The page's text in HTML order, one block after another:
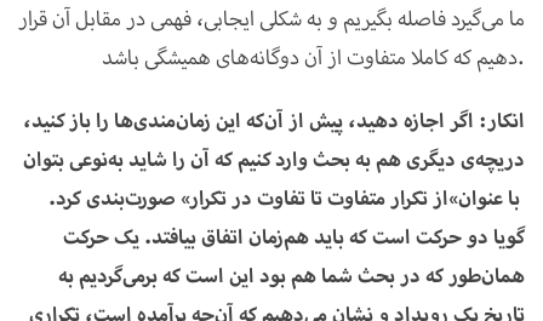
ما می‌گیرد فاصله بگیریم و به شکلی ایجابی، فهمی در مقابل آن قرار
دهیم که کاملا متفاوت از آن دوگانه‌های همیشگی باشد.
انکار: اگر اجازه دهید، پیش از آن‌که این زمان‌مندی‌ها را باز کنید،
دریچه‌ی دیگری هم به بحث وارد کنیم که آن را شاید به‌نوعی بتوان
«از تکرار متفاوت تا تفاوت در تکرار» صورت‌بندی کرد.
گویا دو حرکت است که باید هم‌زمان اتفاق بیافتد. یک حرکت
همان‌طور که در بحث شما هم بود این است که برمی‌گردیم به